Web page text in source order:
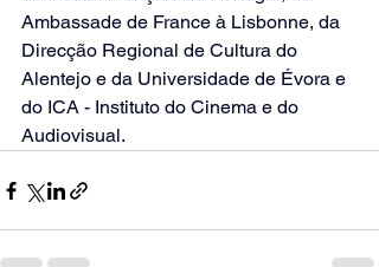
Ambassade de France à Lisbonne, da
Direcção Regional de Cultura do
Alentejo e da Universidade de Évora e
do ICA - Instituto do Cinema e do
Audiovisual.